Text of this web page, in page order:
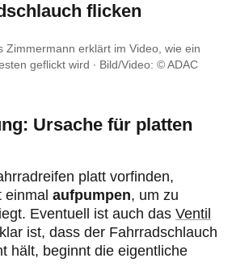
flicken
Zimmermann erklärt im Video, wie ein
geflickt wird ∙ Bild/Video: © ADAC
Ursache für platten
platt vorfinden,
aufpumpen, um zu
Eventuell ist auch das Ventil
ist, dass der Fahrradschlauch
hält, beginnt die eigentliche